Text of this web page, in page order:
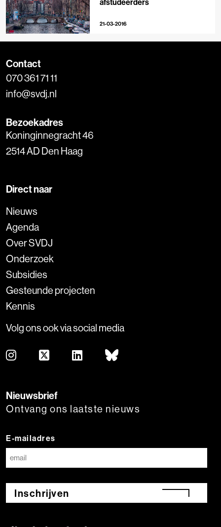
21-03-2016
Contact
070 361 71 11
info@svdj.nl
Bezoekadres
Koninginnegracht 46
2514 AD Den Haag
Direct naar
Nieuws
Agenda
Over SVDJ
Onderzoek
Subsidies
Gesteunde projecten
Kennis
Volg ons ook via social media
Nieuwsbrief
Ontvang ons laatste nieuws
E-mailadres
Inschrijven